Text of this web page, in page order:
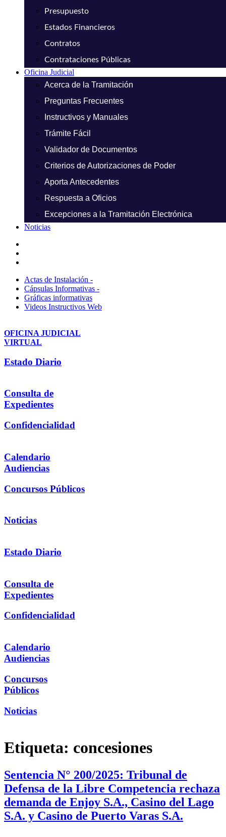
Presupuesto
Estados Financieros
Contratos
Contrataciones Públicas
Oficina Judicial
Acerca de la Tramitación
Preguntas Frecuentes
Instructivos y Manuales
Trámite Fácil
Validador de Documentos
Criterios de Autorizaciones de Poder
Aporta Antecedentes
Respuesta a Oficios
Excepciones a la Tramitación Electrónica
Noticias
Actas de Instalación -
Cápsulas Informativas -
Gráficas informativas
Videos Instructivos Web
OFICINA JUDICIAL
VIRTUAL
Estado Diario
Consulta de
Expedientes
Confidencialidad
Calendario
Audiencias
Concursos Públicos
Noticias
Estado Diario
Consulta de
Expedientes
Confidencialidad
Calendario
Audiencias
Concursos
Públicos
Noticias
Etiqueta: concesiones
Sentencia N° 200/2025: Tribunal de
Defensa de la Libre Competencia rechaza
demanda de Enjoy S.A., Casino del Lago
S.A. y Casino de Puerto Varas S.A.